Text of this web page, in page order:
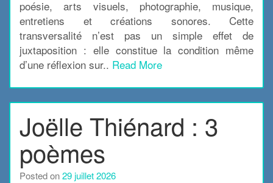
poésie, arts visuels, photographie, musique,
entretiens et créations sonores. Cette
transversalité n’est pas un simple effet de
juxtaposition : elle constitue la condition même
d’une réflexion sur.. Read More
Joëlle Thiénard : 3
poèmes
Posted on29 juillet 2026